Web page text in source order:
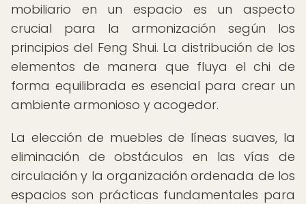
mobiliario en un espacio es un aspecto
crucial para la armonización según los
principios del Feng Shui. La distribución de los
elementos de manera que fluya el chi de
forma equilibrada es esencial para crear un
ambiente armonioso y acogedor.
La elección de muebles de líneas suaves, la
eliminación de obstáculos en las vías de
circulación y la organización ordenada de los
espacios son prácticas fundamentales para